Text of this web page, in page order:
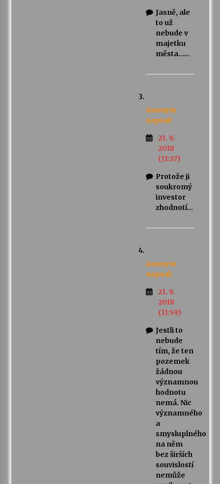
Jasně, ale
to už
nebude v
majetku
města……
Anonym
napsal:
21. 9.
2018
(11:37)
Protože ji
soukromý
investor
zhodnotí…
Anonym
napsal:
21. 9.
2018
(11:59)
Jestli to
nebude
tím, že ten
pozemek
žádnou
významnou
hodnotu
nemá. Nic
významného
a
smysluplného
na něm
bez širších
souvislostí
nemůže